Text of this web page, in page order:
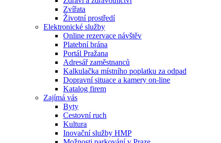
Zvířata
Životní prostředí
Elektronické služby
Online rezervace návštěv
Platební brána
Portál Pražana
Adresář zaměstnanců
Kalkulačka místního poplatku za odpad
Dopravní situace a kamery on-line
Katalog firem
Zajímá vás
Byty
Cestovní ruch
Kultura
Inovační služby HMP